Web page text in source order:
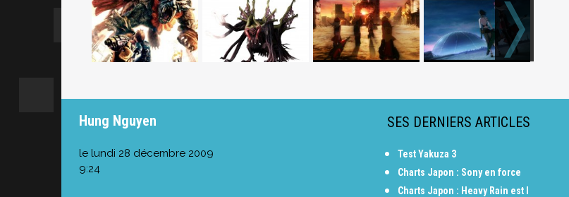
Hung Nguyen
le lundi 28 décembre 2009
9:24
SES DERNIERS ARTICLES
Test Yakuza 3
Charts Japon : Sony en force
Charts Japon : Heavy Rain est l